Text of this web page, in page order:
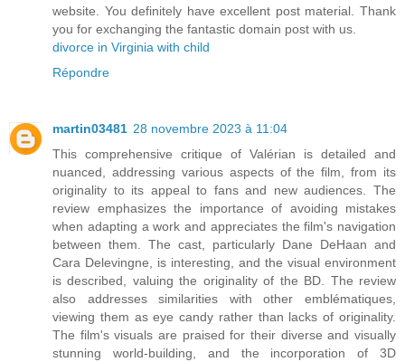
website. You definitely have excellent post material. Thank
you for exchanging the fantastic domain post with us.
divorce in Virginia with child
Répondre
martin03481 28 novembre 2023 à 11:04
This comprehensive critique of Valérian is detailed and
nuanced, addressing various aspects of the film, from its
originality to its appeal to fans and new audiences. The
review emphasizes the importance of avoiding mistakes
when adapting a work and appreciates the film's navigation
between them. The cast, particularly Dane DeHaan and
Cara Delevingne, is interesting, and the visual environment
is described, valuing the originality of the BD. The review
also addresses similarities with other emblématiques,
viewing them as eye candy rather than lacks of originality.
The film's visuals are praised for their diverse and visually
stunning world-building, and the incorporation of 3D